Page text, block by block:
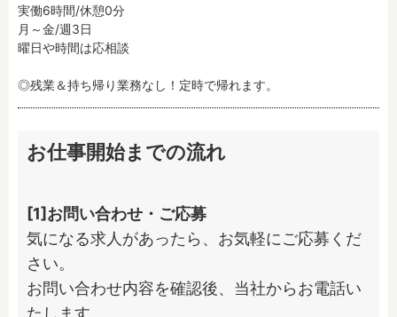
実働6時間/休憩0分
月～金/週3日
曜日や時間は応相談
◎残業＆持ち帰り業務なし！定時で帰れます。
お仕事開始までの流れ
[1]お問い合わせ・ご応募
気になる求人があったら、お気軽にご応募くだ
さい。
お問い合わせ内容を確認後、当社からお電話い
たします。